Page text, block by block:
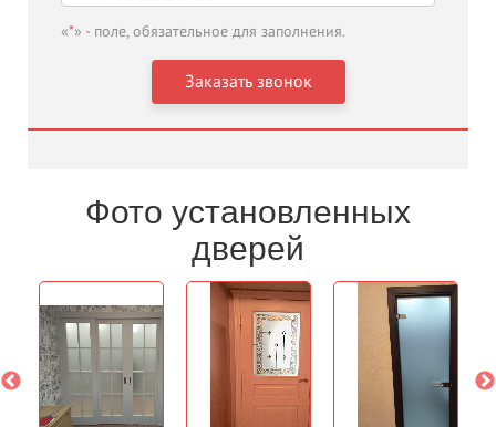
«*» - поле, обязательное для заполнения.
Фото установленных
дверей